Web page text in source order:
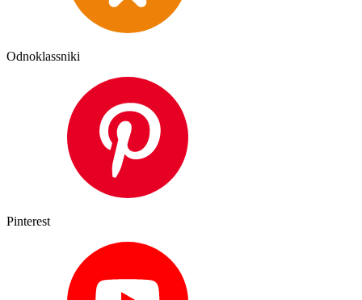
Odnoklassniki
Pinterest